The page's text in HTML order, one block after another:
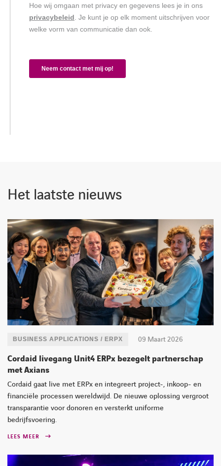
LINKEDINYOUTUBEFACEBOOK
TWITTER
Het laatste nieuws
09 Maart 2026
BUSINESS APPLICATIONS / ERPX
Cordaid livegang Unit4 ERPx bezegelt partnerschap
met Axians
Cordaid gaat live met ERPx en integreert project-, inkoop- en
financiële processen wereldwijd. De nieuwe oplossing vergroot
transparantie voor donoren en versterkt uniforme
bedrijfsvoering.
LEES MEER